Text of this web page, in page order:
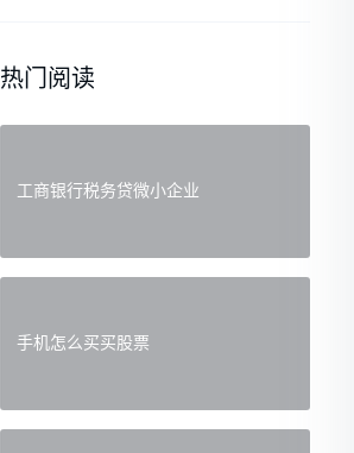
热门阅读
工商银行税务贷微小企业
手机怎么买买股票